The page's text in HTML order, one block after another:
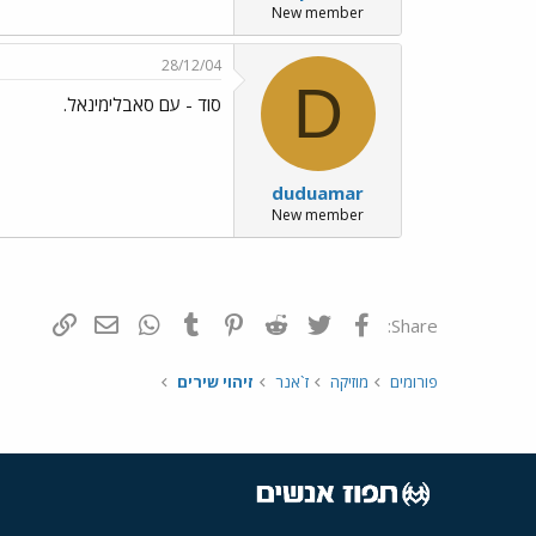
New member
D
duduamar
New member
28/12/04
סוד - עם סאבלימינאל.
Share: פייסבוק Twitter
Reddit
Pinterest
Tumblr
WhatsAppדואר אלקטרוני
פורומים מוזיקה ז`אנר זיהוי שירים